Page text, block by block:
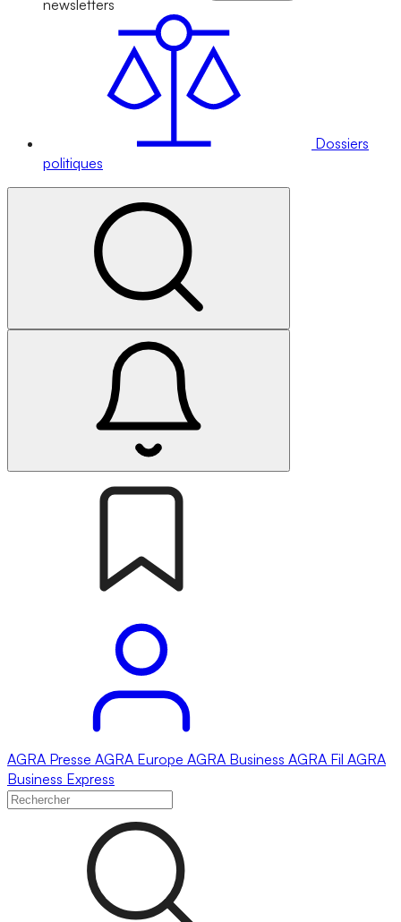
newsletters
Dossiers
politiques
AGRA Presse AGRA Europe AGRA Business AGRA Fil AGRA
Business Express